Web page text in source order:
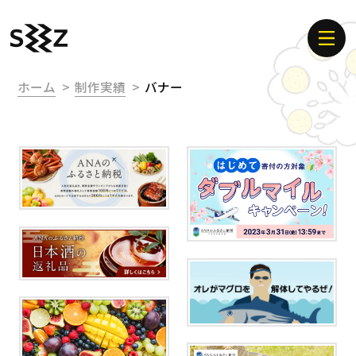
ホーム 制作実績 バナー